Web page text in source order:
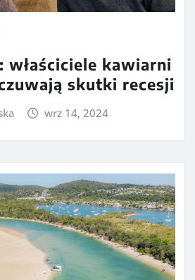
właściciele kawiarni
skutki recesji
wrz 14, 2024